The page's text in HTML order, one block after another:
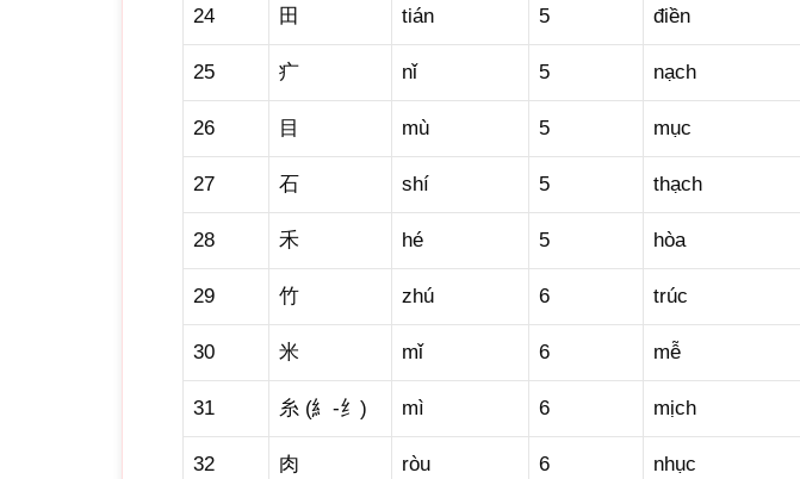
24 田 tián 5 điền
25 疒 nǐ 5 nạch
26 目 mù 5 mục
27 石 shí 5 thạch
28 禾 hé 5 hòa
29 竹 zhú 6 trúc
30 米 mǐ 6 mễ
31 糸 (糹-纟) mì 6 mịch
32 肉 ròu 6 nhục